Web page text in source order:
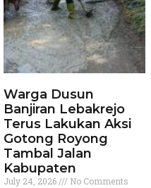
Warga Dusun
Banjiran Lebakrejo
Terus Lakukan Aksi
Gotong Royong
Tambal Jalan
Kabupaten
July 24, 2026 No Comments